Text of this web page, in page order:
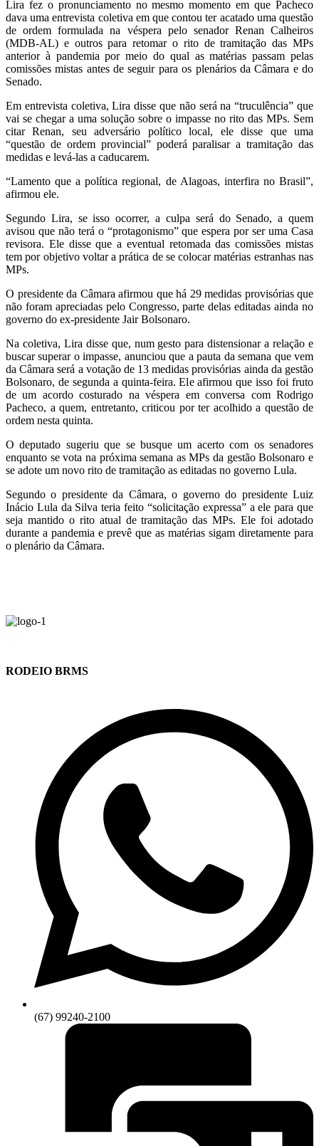
Lira fez o pronunciamento no mesmo momento em que Pacheco
dava uma entrevista coletiva em que contou ter acatado uma questão
de ordem formulada na véspera pelo senador Renan Calheiros
(MDB-AL) e outros para retomar o rito de tramitação das MPs
anterior à pandemia por meio do qual as matérias passam pelas
comissões mistas antes de seguir para os plenários da Câmara e do
Senado.
Em entrevista coletiva, Lira disse que não será na “truculência” que
vai se chegar a uma solução sobre o impasse no rito das MPs. Sem
citar Renan, seu adversário político local, ele disse que uma
“questão de ordem provincial” poderá paralisar a tramitação das
medidas e levá-las a caducarem.
“Lamento que a política regional, de Alagoas, interfira no Brasil”,
afirmou ele.
Segundo Lira, se isso ocorrer, a culpa será do Senado, a quem
avisou que não terá o “protagonismo” que espera por ser uma Casa
revisora. Ele disse que a eventual retomada das comissões mistas
tem por objetivo voltar a prática de se colocar matérias estranhas nas
MPs.
O presidente da Câmara afirmou que há 29 medidas provisórias que
não foram apreciadas pelo Congresso, parte delas editadas ainda no
governo do ex-presidente Jair Bolsonaro.
Na coletiva, Lira disse que, num gesto para distensionar a relação e
buscar superar o impasse, anunciou que a pauta da semana que vem
da Câmara será a votação de 13 medidas provisórias ainda da gestão
Bolsonaro, de segunda a quinta-feira. Ele afirmou que isso foi fruto
de um acordo costurado na véspera em conversa com Rodrigo
Pacheco, a quem, entretanto, criticou por ter acolhido a questão de
ordem nesta quinta.
O deputado sugeriu que se busque um acerto com os senadores
enquanto se vota na próxima semana as MPs da gestão Bolsonaro e
se adote um novo rito de tramitação as editadas no governo Lula.
Segundo o presidente da Câmara, o governo do presidente Luiz
Inácio Lula da Silva teria feito “solicitação expressa” a ele para que
seja mantido o rito atual de tramitação das MPs. Ele foi adotado
durante a pandemia e prevê que as matérias sigam diretamente para
o plenário da Câmara.
RODEIO BRMS
(67) 99240-2100